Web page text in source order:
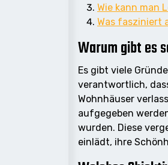
Wie kann man
Was fasziniert
Warum gibt es
Es gibt viele
verantwortlich,
Wohnhäuser
aufgegeben
wurden. Diese
einlädt, ihre